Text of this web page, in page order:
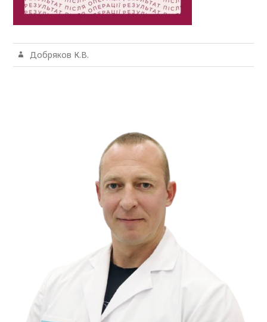
Добряков К.В.